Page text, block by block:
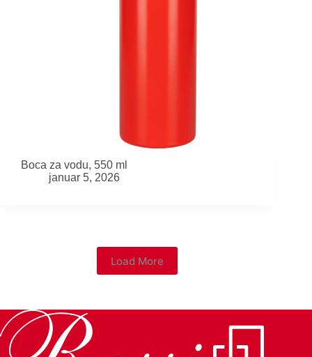
Boca za vodu, 550 ml
januar 5, 2026
Load More